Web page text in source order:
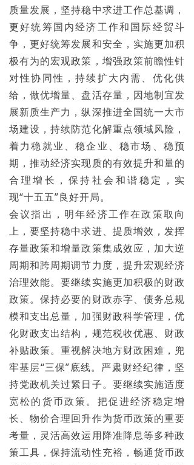
质量发展，坚持稳中求进工作总基调，
更好统筹国内经济工作和国际经贸斗
争，更好统筹发展和安全，实施更加积
极有为的宏观政策，增强政策前瞻性针
对性协同性，持续扩大内需、优化供
给，做优增量、盘活存量，因地制宜发
展新质生产力，纵深推进全国统一大市
场建设，持续防范化解重点领域风险，
着力稳就业、稳企业、稳市场、稳预
期，推动经济实现质的有效提升和量的
合理增长，保持社会和谐稳定，实
现“十五五”良好开局。
会议指出，明年经济工作在政策取向
上，要坚持稳中求进、提质增效，发挥
存量政策和增量政策集成效应，加大逆
周期和跨周期调节力度，提升宏观经济
治理效能。要继续实施更加积极的财政
政策。保持必要的财政赤字、债务总规
模和支出总量，加强财政科学管理，优
化财政支出结构，规范税收优惠、财政
补贴政策。重视解决地方财政困难，兜
牢基层“三保”底线。严肃财经纪律，坚
持党政机关过紧日子。要继续实施适度
宽松的货币政策。把促进经济稳定增
长、物价合理回升作为货币政策的重要
考量，灵活高效运用降准降息等多种政
策工具，保持流动性充裕，畅通货币政